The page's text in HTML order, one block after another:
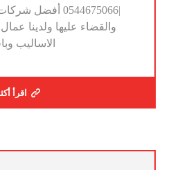
|0544675066
والقضاء عليها ولدينا
الاساليب
اقرأ